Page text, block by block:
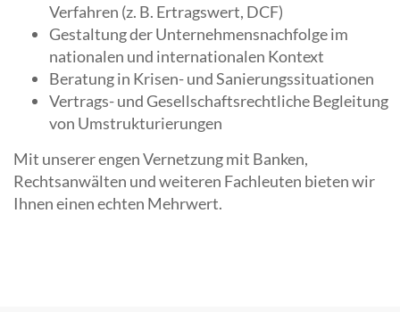
Verfahren (z. B. Ertragswert, DCF)
Gestaltung der Unternehmensnachfolge im
nationalen und internationalen Kontext
Beratung in Krisen- und Sanierungssituationen
Vertrags- und Gesellschaftsrechtliche Begleitung
von Umstrukturierungen
Mit unserer engen Vernetzung mit Banken,
Rechtsanwälten und weiteren Fachleuten bieten wir
Ihnen einen echten Mehrwert.